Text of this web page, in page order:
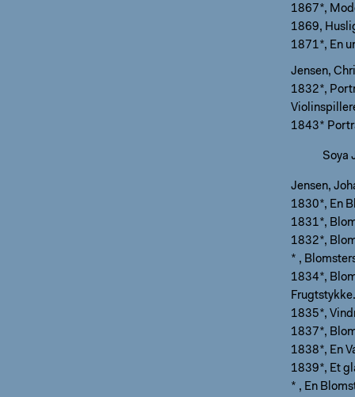
1867*,
1869,
1871*, En
Jensen,
1832*,
1843*
Soya
Jensen,
1830*, En
1831*,
1832*,
* ,
1834*,
1835*,
1837*,
1838*, En
1839*, Et
* , En